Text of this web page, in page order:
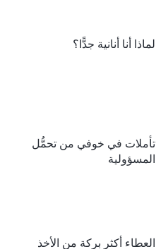
لماذا أنا أنانية جدًّا؟
تأملات في خوفي من تحمُّل
المسؤولية
العطاء أكثر بركة من الأخذ